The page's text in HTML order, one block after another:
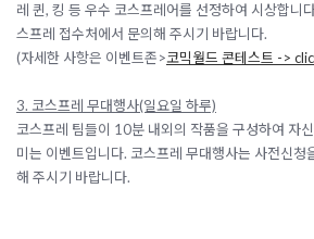
레 퀸, 킹 등 우수 코스프레어를 선정하여 시상합니
스프레 접수처에서 문의해 주시기 바랍니다.
(자세한 사항은 이벤트존>코믹월드 콘테스트 ->
3. 코스프레 무대행사(일요일 하루)
코스프레 팀들이 10분 내외의 작품을 구성하여 자
미는 이벤트입니다. 코스프레 무대행사는 사전신청
해 주시기 바랍니다.